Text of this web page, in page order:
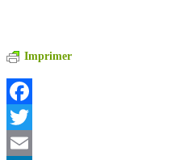
Imprimer
Facebook
Twitter